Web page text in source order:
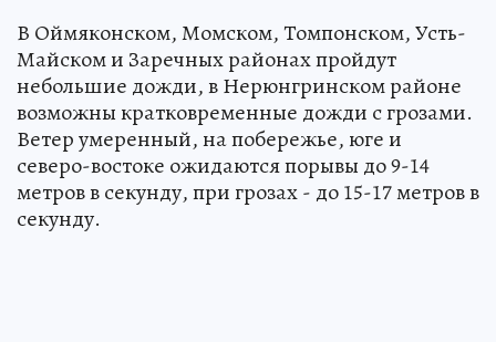
В Оймяконском, Момском, Томпонском, Усть-
Майском и Заречных районах пройдут
небольшие дожди, в Нерюнгринском районе
возможны кратковременные дожди с грозами.
Ветер умеренный, на побережье, юге и
северо-востоке ожидаются порывы до 9-14
метров в секунду, при грозах - до 15-17 метров в
секунду.